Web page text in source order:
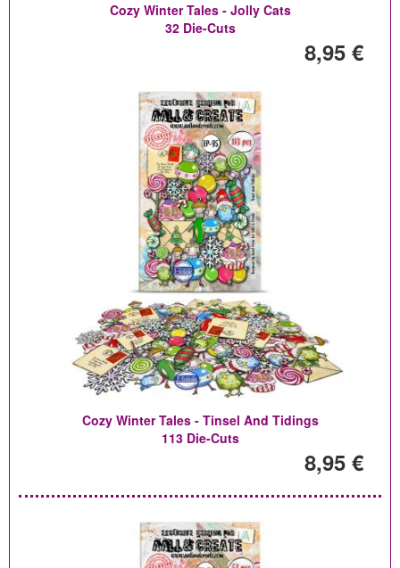
Cozy Winter Tales - Jolly Cats
32 Die-Cuts
8,95 €
Cozy Winter Tales - Tinsel And Tidings
113 Die-Cuts
8,95 €